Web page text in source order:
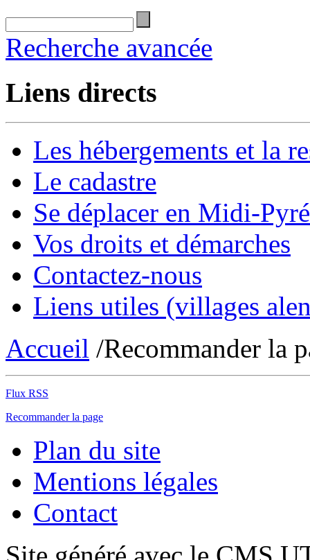
Recherche avancée
Liens directs
Les hébergements et la
Le cadastre
Se déplacer en Midi-
Vos droits et démarches
Contactez-nous
Liens utiles (villages
Accueil /Recommander la
Flux RSS
Recommander la page
Plan du site
Mentions légales
Contact